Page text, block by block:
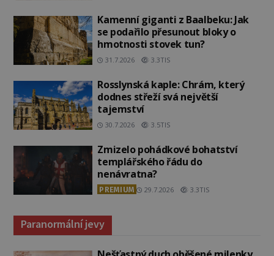
Kamenní giganti z Baalbeku: Jak
se podařilo přesunout bloky o
hmotnosti stovek tun?
31.7.2026 3.3TIS
Rosslynská kaple: Chrám, který
dodnes střeží svá největší
tajemství
30.7.2026 3.5TIS
Zmizelo pohádkové bohatství
templářského řádu do
nenávratna?
PREMIUM 29.7.2026 3.3TIS
Paranormální jevy